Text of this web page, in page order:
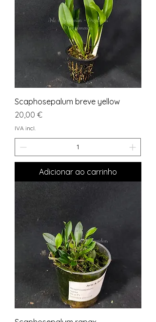
Scaphosepalum breve yellow
Preço
20,00 €
IVA incl.
Adicionar ao carrinho